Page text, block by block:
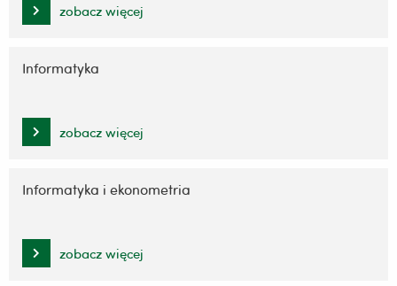
treści
zobacz więcej
Informatyka
zobacz więcej
Informatyka i ekonometria
zobacz więcej